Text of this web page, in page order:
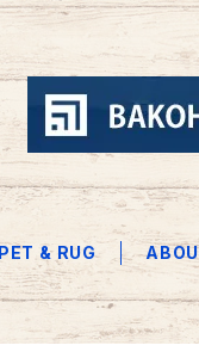
& RUG